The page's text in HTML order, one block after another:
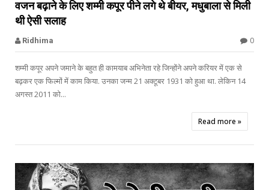
वजन बढ़ाने के लिए शम्मी कपूर पीने लगे थे बीयर, मधुबाला से मिली
थी ऐसी सलाह
Ridhima 0
शम्मी कपूर अपने जमाने के बहुत ही कामयाब अभिनेता रहे जिन्होंने अपने करियर में एक से
बढ़कर एक फिल्मों में काम किया. उनका जन्म 21 अक्टूबर 1931 को हुआ था. लेकिन 14
अगस्त 2011 को...
Read more »
Meena Kumari